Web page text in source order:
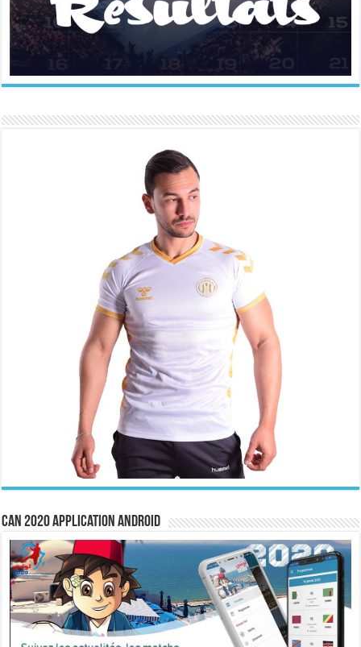
CAN 2020 Application Android